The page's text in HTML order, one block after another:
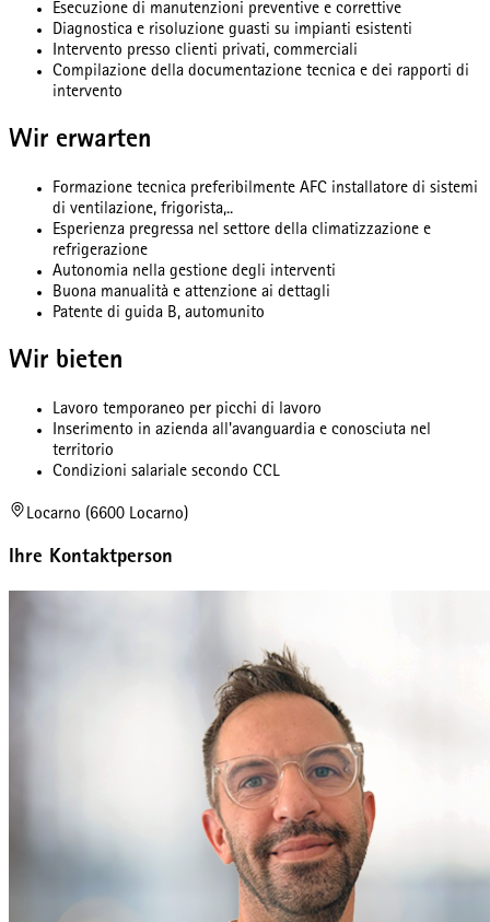
Esecuzione di manutenzioni preventive e correttive
Diagnostica e risoluzione guasti su impianti esistenti
Intervento presso clienti privati, commerciali
Compilazione della documentazione tecnica e dei rapporti di
intervento
Wir erwarten
Formazione tecnica preferibilmente AFC installatore di sistemi
di ventilazione, frigorista,..
Esperienza pregressa nel settore della climatizzazione e
refrigerazione
Autonomia nella gestione degli interventi
Buona manualità e attenzione ai dettagli
Patente di guida B, automunito
Wir bieten
Lavoro temporaneo per picchi di lavoro
Inserimento in azienda all'avanguardia e conosciuta nel
territorio
Condizioni salariale secondo CCL
Locarno (6600 Locarno)
Ihre Kontaktperson